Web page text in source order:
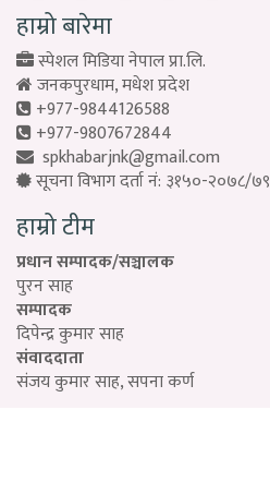
हाम्रो बारेमा
स्पेशल मिडिया नेपाल प्रा.लि.
जनकपुरधाम, मधेश प्रदेश
+977-9844126588
+977-9807672844
spkhabarjnk@gmail.com
सूचना विभाग दर्ता नं: ३१५०-२०७८/७९
हाम्रो टीम
प्रधान सम्पादक/सञ्चालक
पुरन साह
सम्पादक
दिपेन्द्र कुमार साह
संवाददाता
संजय कुमार साह, सपना कर्ण